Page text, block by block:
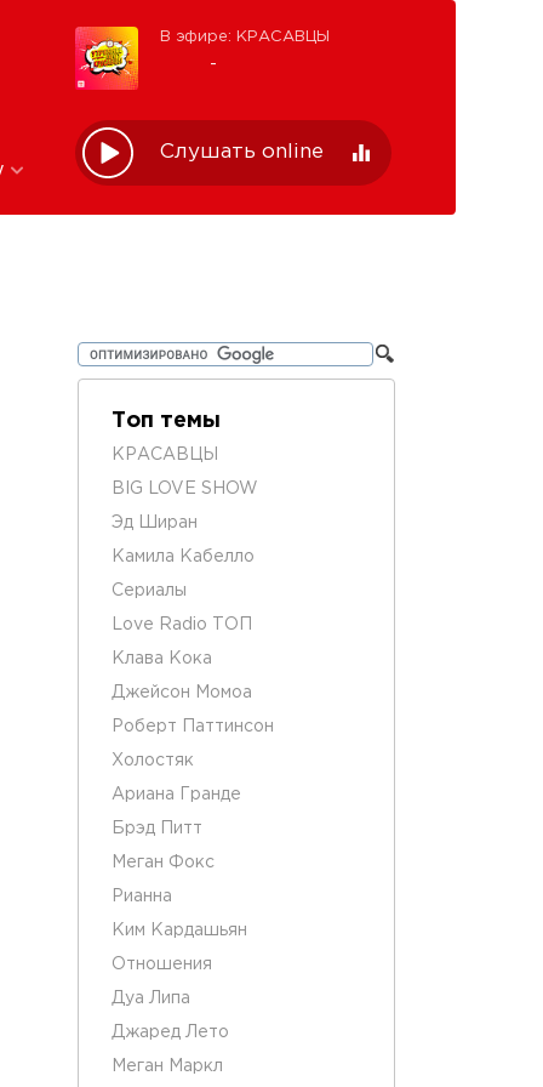
В эфире: КРАСАВЦЫ
Слушать online
Топ темы
КРАСАВЦЫ
BIG LOVE SHOW
Эд Ширан
Камила Кабелло
Сериалы
Love Radio ТОП
Клава Кока
Джейсон Момоа
Роберт Паттинсон
Холостяк
Ариана Гранде
Брэд Питт
Меган Фокс
Рианна
Ким Кардашьян
Отношения
Дуа Липа
Джаред Лето
Меган Маркл